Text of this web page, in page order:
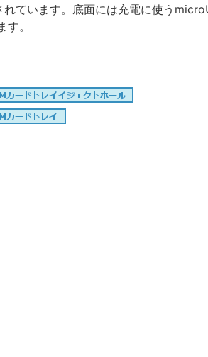
れています。底面には充電に使う
。